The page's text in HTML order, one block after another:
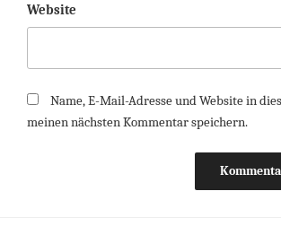
Website
Name, E-Mail-Adresse und Website in
meinen nächsten Kommentar speichern.